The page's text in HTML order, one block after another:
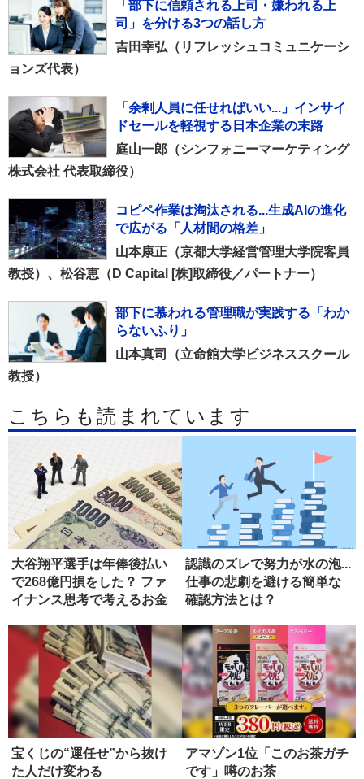
「部下に信頼される上司・嫌われる上
司」を分ける3つの話し方
吉田幸弘（リフレッシュコミュニケーシ
ョンズ代表）
「余剰人員に任せればいい...」インサイ
ドセールを軽視する日本企業の末路
庭山一郎（シンフォニーマーケティング
株式会社 代表取締役）
コピペ作業は淘汰される...生成AIの進化
で広がる「人材間の格差」
山本康正（京都大学経営管理大学院客員
教授）、松谷恵（D Capital [株]取締役／パートナー）
部下に慕われる管理職が実践する「わか
らないふり」
山本真司（立命館大学ビジネススクール
教授）
こちらも読まれています
大谷翔平選手は年俸後払い
で268億円損をした？ ファ
イナンス思考で考えるお金
認識のズレで努力が水の泡...
仕事の悲劇を避ける簡単な
確認方法とは？
宝くじの“運任せ”から抜け
た人だけ変わる
アマゾン1位「このお茶ガチ
です」噂のお茶